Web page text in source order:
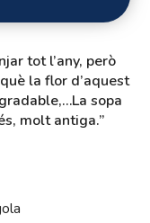
tot l’any, però
la flor d’aquest
sopa
molt antiga.”